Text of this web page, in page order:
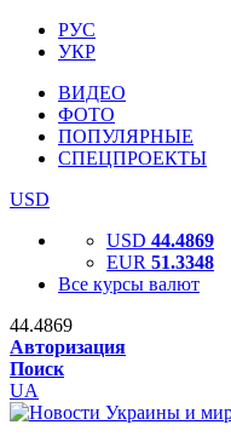
РУС
УКР
ВИДЕО
ФОТО
ПОПУЛЯРНЫЕ
СПЕЦПРОЕКТЫ
USD
USD 44.4869
EUR 51.3348
Все курсы валют
44.4869
Авторизация
Поиск
UA